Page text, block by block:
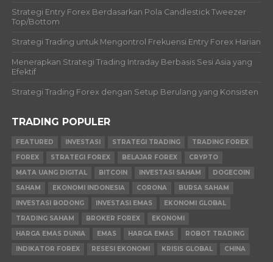
Strategi Entry Forex Berdasarkan Pola Candlestick Tweezer
Top/Bottom
Strategi Trading untuk Mengontrol Frekuensi Entry Forex Harian
Menerapkan Strategi Trading Intraday Berbasis Sesi Asia yang
Efektif
Strategi Trading Forex dengan Setup Berulang yang Konsisten
TRADING POPULER
FEATURED INVESTASI STRATEGI TRADING
TRADING FOREX
FOREX
STRATEGI FOREX BELAJAR FOREX
CRYPTO
MATA UANG DIGITAL
BITCOIN INVESTASI SAHAM
DOGECOIN
SAHAM
EKONOMI INDONESIA CORONA
BURSA SAHAM
INVESTASI BODONG
INVESTASI EMAS
EKONOMI GLOBAL
TRADING SAHAM
BROKER FOREX
EKONOMI
HARGA EMAS DUNIA
EMAS HARGA EMAS
ROBOT TRADING
INDIKATOR FOREX
RESESI EKONOMI KRISIS GLOBAL CHINA